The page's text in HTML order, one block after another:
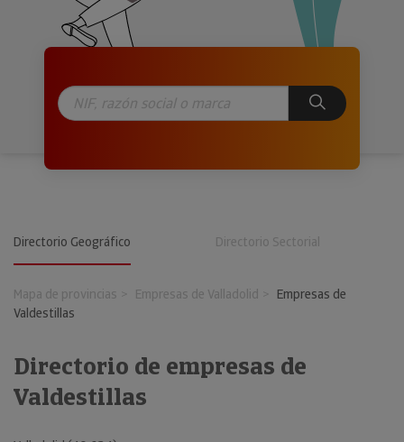
Directorio Geográfico Directorio Sectorial
Mapa de provincias Empresas de Valladolid
Empresas de
Valdestillas
Directorio de empresas de
Valdestillas